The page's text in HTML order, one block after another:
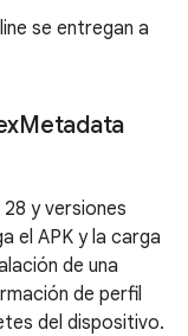
se entregan a
Metadata
y versiones
el APK y la carga
de una
de perfil
del dispositivo.